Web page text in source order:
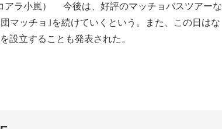
アラ小嵐） 今後は、好評のマッチョバスツアーな
マッチョ｣を続けていくという。また、この日はな
設立することも発表された。